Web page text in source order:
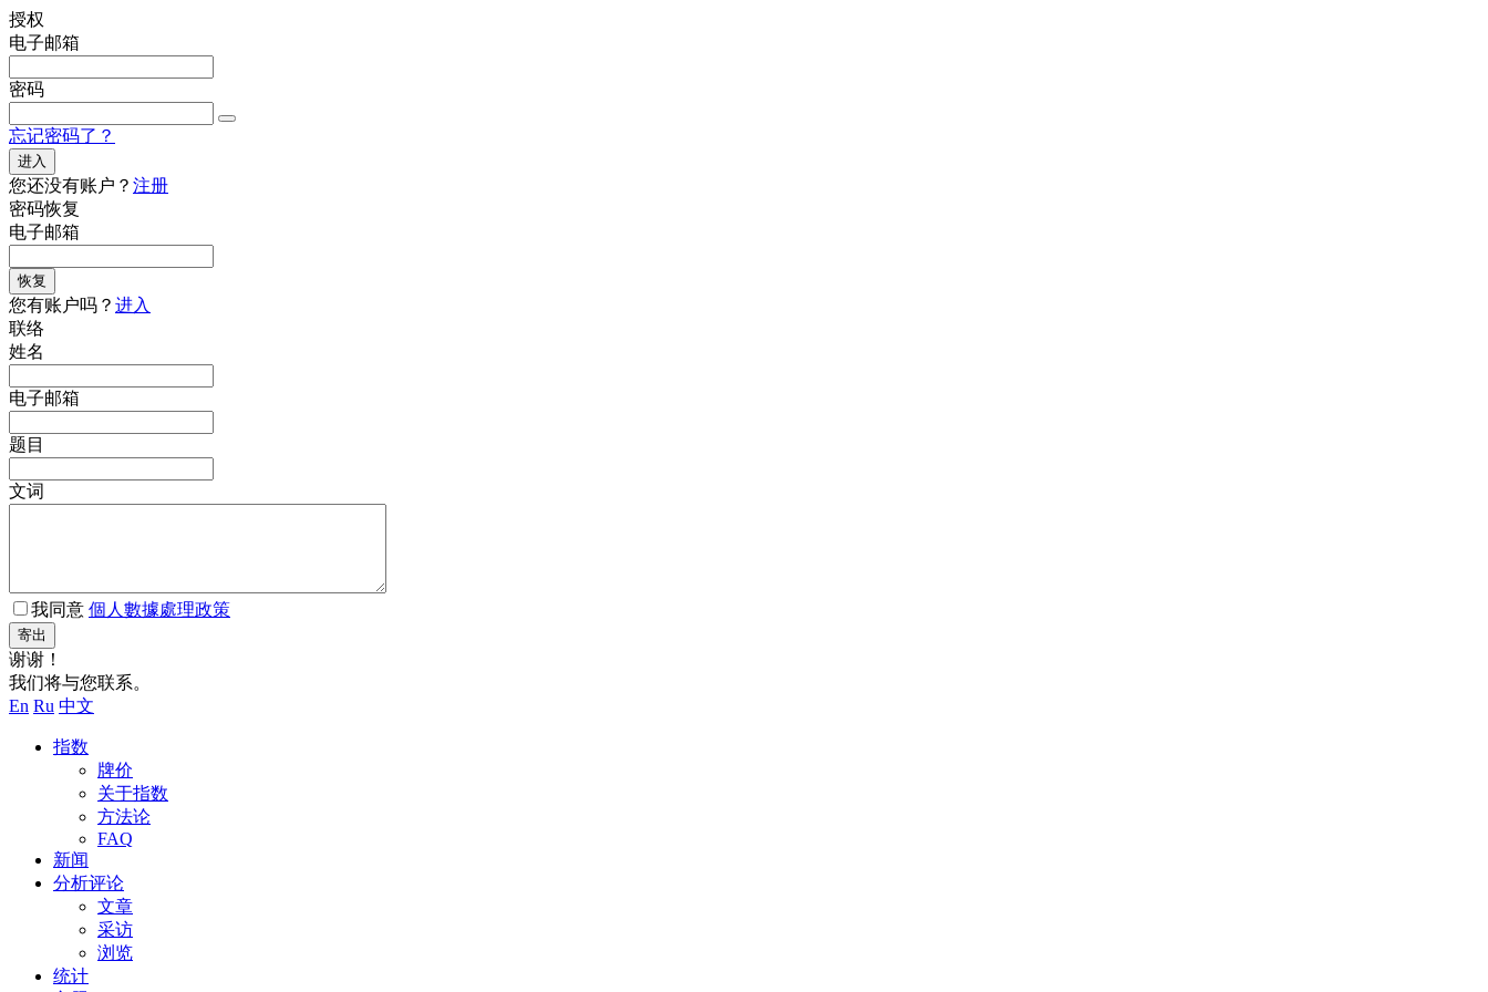
授权
电子邮箱
密码
忘记密码了？
进入
您还没有账户？ 注册
密码恢复
电子邮箱
恢复
您有账户吗？ 进入
联络
姓名
电子邮箱
题目
文词
我同意 個人數據處理政策
寄出
谢谢！
我们将与您联系。
En Ru 中文
指数
牌价
关于指数
方法论
FAQ
新闻
分析评论
文章
采访
浏览
统计